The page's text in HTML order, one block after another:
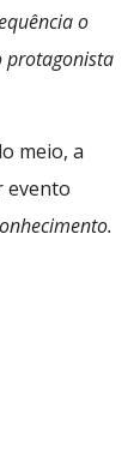
o
protagonista
meio, a
evento